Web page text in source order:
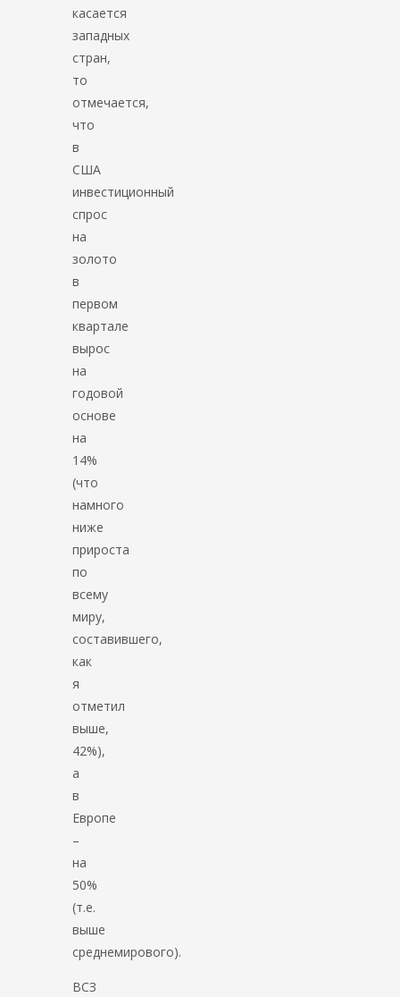
касается
западных
стран,
то
отмечается,
что
в
США
инвестиционный
спрос
на
золото
в
первом
квартале
вырос
на
годовой
основе
на
14%
(что
намного
ниже
прироста
по
всему
миру,
составившего,
как
я
отметил
выше,
42%),
а
в
Европе
–
на
50%
(т.е.
выше
среднемирового).
ВСЗ